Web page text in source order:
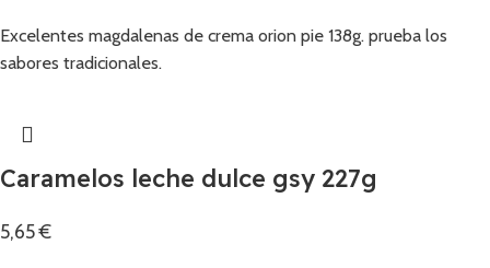
Excelentes magdalenas de crema orion pie 138g. prueba los
sabores tradicionales.
Caramelos leche dulce gsy 227g
5,65€